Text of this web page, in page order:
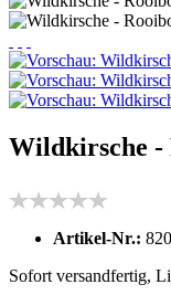
Wildkirsche -
Artikel-Nr.: 820
Sofort versandfertig,